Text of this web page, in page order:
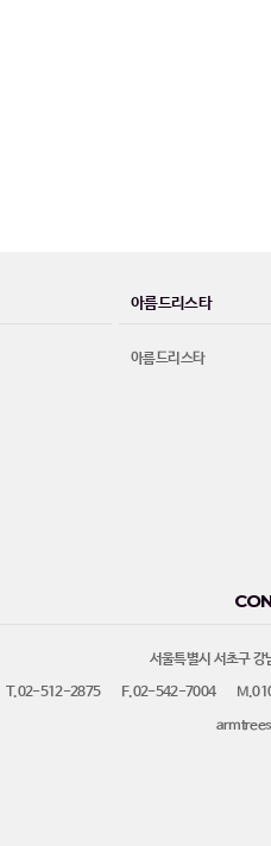
아름드리스타
아름드리스타
서울특별시 서초구
T.02-512-2875
F.02-542-7004